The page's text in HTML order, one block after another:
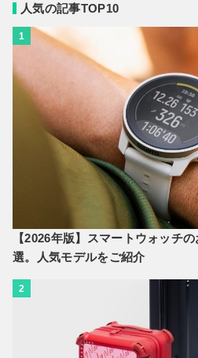
人気の記事TOP10
1
【2026年版】スマートウォッチ
選。人気モデルをご紹介
2